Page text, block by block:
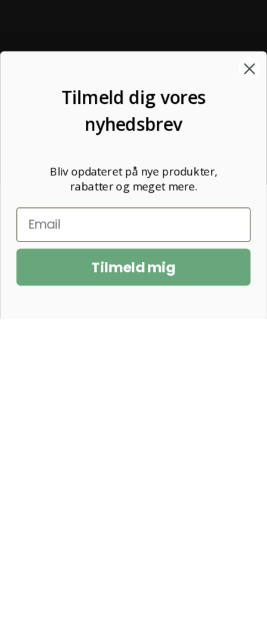
Tilmeld dig vores
nyhedsbrev
Bliv opdateret på nye produkter,
rabatter og meget mere.
Tilmeld mig